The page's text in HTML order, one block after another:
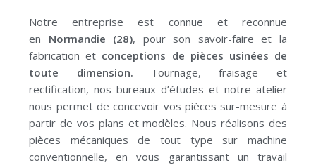
Notre entreprise est connue et reconnue
en Normandie (28), pour son savoir-faire et la
fabrication et conceptions de pièces usinées de
toute dimension. Tournage, fraisage et
rectification, nos bureaux d’études et notre atelier
nous permet de concevoir vos pièces sur-mesure à
partir de vos plans et modèles. Nous réalisons des
pièces mécaniques de tout type sur machine
conventionnelle, en vous garantissant un travail